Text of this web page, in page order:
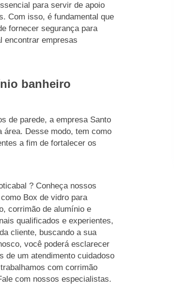
para servir de apoio
Com isso, é fundamental que
fornecer segurança para
encontrar empresas
banheiro
de parede, a empresa Santo
área. Desse modo, tem como
a fim de fortalecer os
? Conheça nossos
Box de vidro para
corrimão de alumínio e
qualificados e experientes,
cliente, buscando a sua
você poderá esclarecer
de um atendimento cuidadoso
com corrimão
com nossos especialistas.